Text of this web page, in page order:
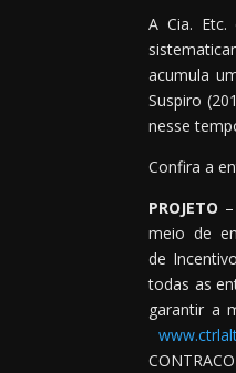
A Cia.
acumula
Suspiro
nesse
Confira a
PROJETO
meio de
de
todas as
garantir a